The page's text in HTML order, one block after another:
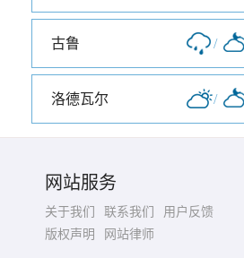
古鲁 /
洛德瓦尔 /
网站服务
关于我们 联系我们
用户反馈
版权声明
网站律师